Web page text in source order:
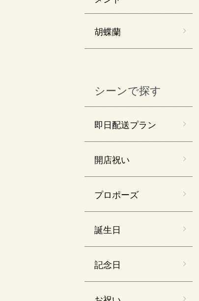
胡蝶蘭
シーンで探す
即日配送プラン
開店祝い
プロポーズ
誕生日
記念日